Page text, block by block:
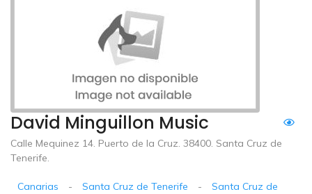
David Minguillon Music
Calle Mequinez 14. Puerto de la Cruz. 38400. Santa Cruz de
Tenerife.
Canarias - Santa Cruz de Tenerife -
Santa Cruz de